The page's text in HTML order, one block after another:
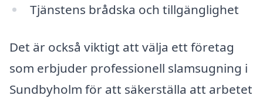
Tjänstens brådska och tillgänglighet
Det är också viktigt att välja ett företag
som erbjuder professionell slamsugning i
Sundbyholm för att säkerställa att arbetet